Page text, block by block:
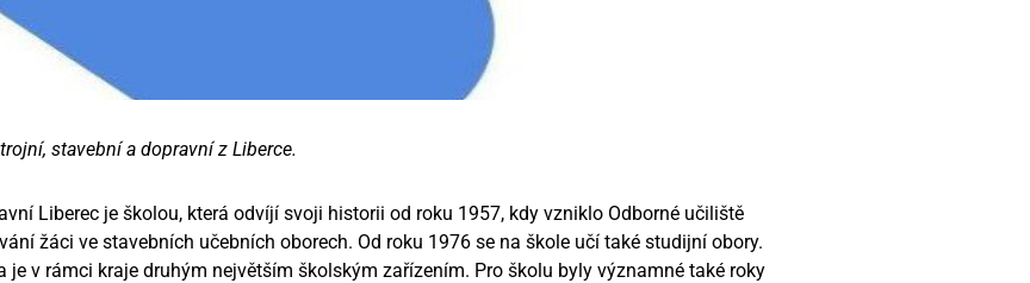
stavební a dopravní z Liberce.
Liberec je školou, která odvíjí svoji historii od roku 1957, kdy vzniklo Odborné učiliště
žáci ve stavebních učebních oborech. Od roku 1976 se na škole učí také studijní obory.
je v rámci kraje druhým největším školským zařízením. Pro školu byly významné také roky